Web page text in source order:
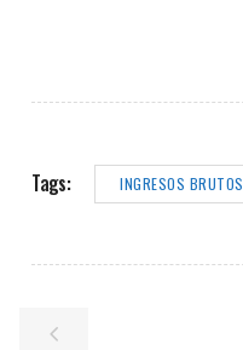
Tags: INGRESOS BRUTOS